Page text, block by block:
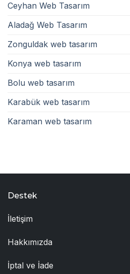
Ceyhan Web Tasarım
Aladağ Web Tasarım
Zonguldak web tasarım
Konya web tasarım
Bolu web tasarım
Karabük web tasarım
Karaman web tasarım
Destek
İletişim
Hakkımızda
İptal ve İade